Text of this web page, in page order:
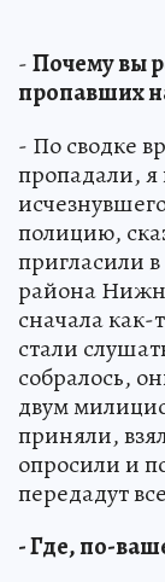
-Почему вы
пропавших
- По сводке
пропадали, я
полицию,
пригласили
района
сначала как-
стали
собралось,
двум
приняли,
опросили и
передадут
- Где, по-